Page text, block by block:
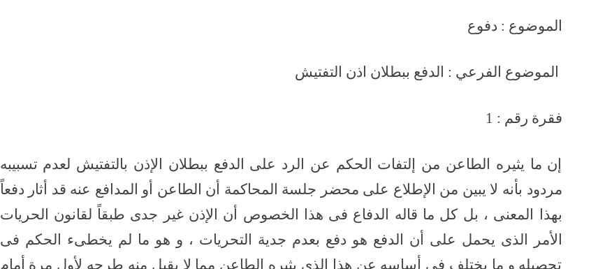
الموضوع : دفوع
الموضوع الفرعي : الدفع ببطلان اذن التفتيش
فقرة رقم : 1
إن ما يثيره الطاعن من إلتفات الحكم عن الرد على الدفع ببطلان الإذن بالتفتيش لعدم تسبيبه
مردود بأنه لا يبين من الإطلاع على محضر جلسة المحاكمة أن الطاعن أو المدافع عنه قد أثار دفعاً
بهذا المعنى ، بل كل ما قاله الدفاع فى هذا الخصوص أن الإذن غير جدى طبقاً لقانون الحريات
الأمر الذى يحمل على أن الدفع هو دفع بعدم جدية التحريات ، و هو ما لم يخطىء الحكم فى
تحصيله و ما يختلف فى أساسه عن هذا الذى يثيره الطاعن مما لا يقبل منه طرحه لأول مرة أمام